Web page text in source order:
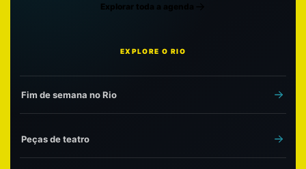
Explorar toda a agenda
EXPLORE O RIO
Fim de semana no Rio
Peças de teatro